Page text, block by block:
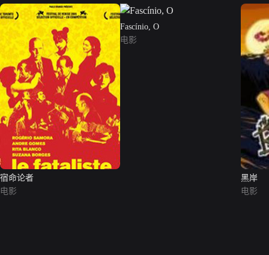
宿命论者
电影
Fascínio, O
电影
黑岸
电影